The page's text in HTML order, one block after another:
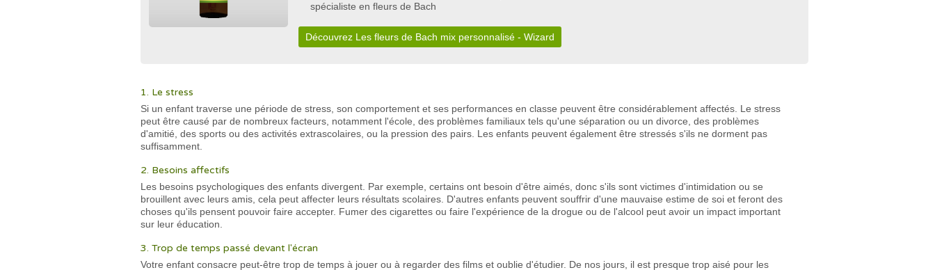
spécialiste en fleurs de Bach
Découvrez Les fleurs de Bach mix personnalisé - Wizard
1. Le stress
Si un enfant traverse une période de stress, son comportement et ses performances en classe peuvent être considérablement affectés. Le stress
peut être causé par de nombreux facteurs, notamment l'école, des problèmes familiaux tels qu'une séparation ou un divorce, des problèmes
d'amitié, des sports ou des activités extrascolaires, ou la pression des pairs. Les enfants peuvent également être stressés s'ils ne dorment pas
suffisamment.
2. Besoins affectifs
Les besoins psychologiques des enfants divergent. Par exemple, certains ont besoin d'être aimés, donc s'ils sont victimes d'intimidation ou se
brouillent avec leurs amis, cela peut affecter leurs résultats scolaires. D'autres enfants peuvent souffrir d'une mauvaise estime de soi et feront des
choses qu'ils pensent pouvoir faire accepter. Fumer des cigarettes ou faire l'expérience de la drogue ou de l'alcool peut avoir un impact important
sur leur éducation.
3. Trop de temps passé devant l'écran
Votre enfant consacre peut-être trop de temps à jouer ou à regarder des films et oublie d'étudier. De nos jours, il est presque trop aisé pour les